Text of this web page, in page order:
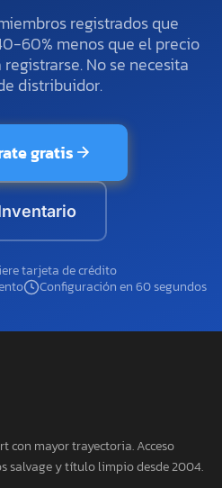
registrados que
60% menos que el precio
No se necesita
distribuidor.
gratis
tarjeta de crédito
Configuración en 60 segundos
con mayor trayectoria. Acceso
salvage y título limpio desde 2004.